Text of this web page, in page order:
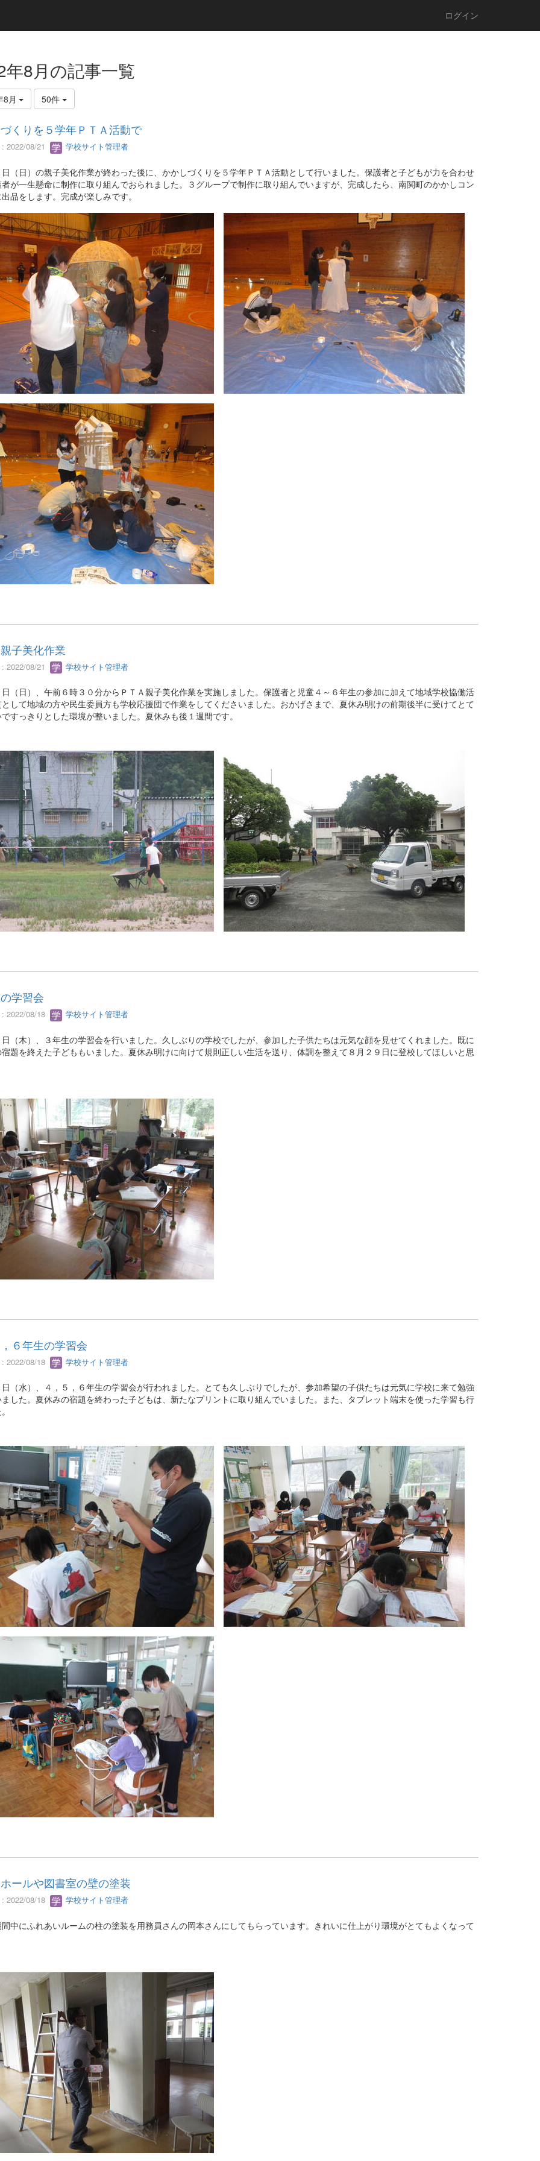
ログイン
年8月の記事一覧
8月 50件
くりを５学年ＰＴＡ活動で
2022/08/21 学校サイト管理者
（日）の親子美化作業が終わった後に、かかしづくりを５学年ＰＴＡ活動として行いました。保護者と子どもが力を合わせ
が一生懸命に制作に取り組んでおられました。３グループで制作に取り組んでいますが、完成したら、南関町のかかしコン
品をします。完成が楽しみです。
子美化作業
2022/08/21 学校サイト管理者
（日）、午前６時３０分からＰＴＡ親子美化作業を実施しました。保護者と児童４～６年生の参加に加えて地域学校協働活
して地域の方や民生委員方も学校応援団で作業をしてくださいました。おかげさまで、夏休み明けの前期後半に受けてとて
すっきりとした環境が整いました。夏休みも後１週間です。
学習会
2022/08/18 学校サイト管理者
（木）、３年生の学習会を行いました。久しぶりの学校でしたが、参加した子供たちは元気な顔を見せてくれました。既に
題を終えた子どももいました。夏休み明けに向けて規則正しい生活を送り、体調を整えて８月２９日に登校してほしいと思
６年生の学習会
2022/08/18 学校サイト管理者
（水）、４，５，６年生の学習会が行われました。とても久しぶりでしたが、参加希望の子供たちは元気に学校に来て勉強
した。夏休みの宿題を終わった子どもは、新たなプリントに取り組んでいました。また、タブレット端末を使った学習も行
ールや図書室の壁の塗装
2022/08/18 学校サイト管理者
中にふれあいルームの柱の塗装を用務員さんの岡本さんにしてもらっています。きれいに仕上がり環境がとてもよくなって